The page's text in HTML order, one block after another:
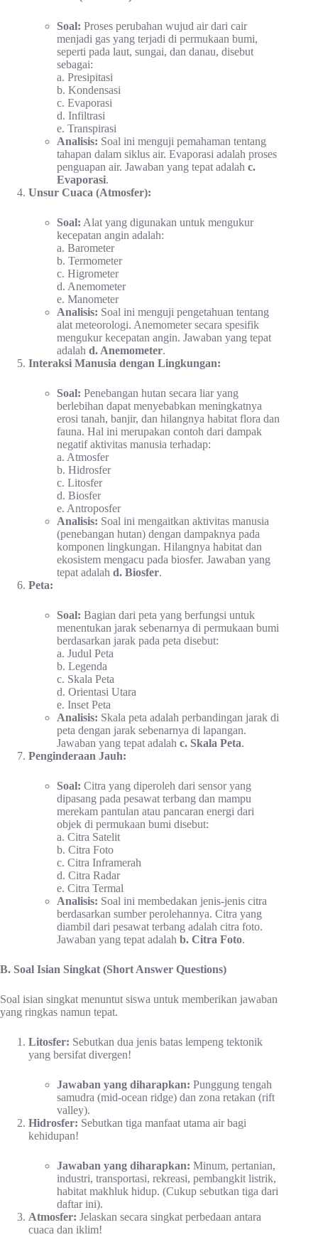
Soal: Proses perubahan wujud air dari cair
menjadi gas yang terjadi di permukaan bumi,
seperti pada laut, sungai, dan danau, disebut
sebagai:
a. Presipitasi
b. Kondensasi
c. Evaporasi
d. Infiltrasi
e. Transpirasi
Analisis: Soal ini menguji pemahaman tentang
tahapan dalam siklus air. Evaporasi adalah proses
penguapan air. Jawaban yang tepat adalah c.
Evaporasi.
Unsur Cuaca (Atmosfer):
Soal: Alat yang digunakan untuk mengukur
kecepatan angin adalah:
a. Barometer
b. Termometer
c. Higrometer
d. Anemometer
e. Manometer
Analisis: Soal ini menguji pengetahuan tentang
alat meteorologi. Anemometer secara spesifik
mengukur kecepatan angin. Jawaban yang tepat
adalah d. Anemometer.
Interaksi Manusia dengan Lingkungan:
Soal: Penebangan hutan secara liar yang
berlebihan dapat menyebabkan meningkatnya
erosi tanah, banjir, dan hilangnya habitat flora dan
fauna. Hal ini merupakan contoh dari dampak
negatif aktivitas manusia terhadap:
a. Atmosfer
b. Hidrosfer
c. Litosfer
d. Biosfer
e. Antroposfer
Analisis: Soal ini mengaitkan aktivitas manusia
(penebangan hutan) dengan dampaknya pada
komponen lingkungan. Hilangnya habitat dan
ekosistem mengacu pada biosfer. Jawaban yang
tepat adalah d. Biosfer.
Peta:
Soal: Bagian dari peta yang berfungsi untuk
menentukan jarak sebenarnya di permukaan bumi
berdasarkan jarak pada peta disebut:
a. Judul Peta
b. Legenda
c. Skala Peta
d. Orientasi Utara
e. Inset Peta
Analisis: Skala peta adalah perbandingan jarak di
peta dengan jarak sebenarnya di lapangan.
Jawaban yang tepat adalah c. Skala Peta.
Penginderaan Jauh:
Soal: Citra yang diperoleh dari sensor yang
dipasang pada pesawat terbang dan mampu
merekam pantulan atau pancaran energi dari
objek di permukaan bumi disebut:
a. Citra Satelit
b. Citra Foto
c. Citra Inframerah
d. Citra Radar
e. Citra Termal
Analisis: Soal ini membedakan jenis-jenis citra
berdasarkan sumber perolehannya. Citra yang
diambil dari pesawat terbang adalah citra foto.
Jawaban yang tepat adalah b. Citra Foto.
B. Soal Isian Singkat (Short Answer Questions)
Soal isian singkat menuntut siswa untuk memberikan jawaban
yang ringkas namun tepat.
Litosfer: Sebutkan dua jenis batas lempeng tektonik
yang bersifat divergen!
Jawaban yang diharapkan: Punggung tengah
samudra (mid-ocean ridge) dan zona retakan (rift
valley).
Hidrosfer: Sebutkan tiga manfaat utama air bagi
kehidupan!
Jawaban yang diharapkan: Minum, pertanian,
industri, transportasi, rekreasi, pembangkit listrik,
habitat makhluk hidup. (Cukup sebutkan tiga dari
daftar ini).
Atmosfer: Jelaskan secara singkat perbedaan antara
cuaca dan iklim!